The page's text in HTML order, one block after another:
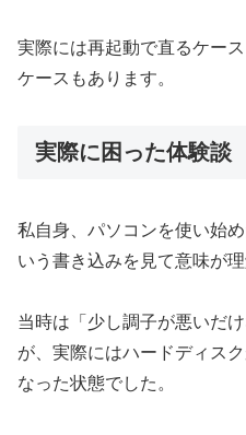
実際には再起動で直るケー
ケースもあります。
実際に困った体験談
私自身、パソコンを使い始
いう書き込みを見て意味が
当時は「少し調子が悪いだ
が、実際にはハードディス
なった状態でした。